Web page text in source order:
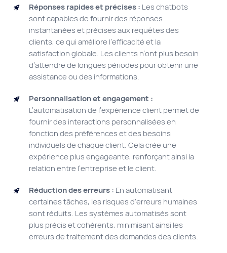
Réponses rapides et précises : Les chatbots
sont capables de fournir des réponses
instantanées et précises aux requêtes des
clients, ce qui améliore l’efficacité et la
satisfaction globale. Les clients n’ont plus besoin
d’attendre de longues périodes pour obtenir une
assistance ou des informations.
Personnalisation et engagement :
L’automatisation de l’expérience client permet de
fournir des interactions personnalisées en
fonction des préférences et des besoins
individuels de chaque client. Cela crée une
expérience plus engageante, renforçant ainsi la
relation entre l’entreprise et le client.
Réduction des erreurs : En automatisant
certaines tâches, les risques d’erreurs humaines
sont réduits. Les systèmes automatisés sont
plus précis et cohérents, minimisant ainsi les
erreurs de traitement des demandes des clients.